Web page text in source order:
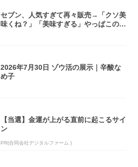
セブン、人気すぎて再々販売→「クソ美
味くね？」「美味すぎる」やっぱこのク
2026年7月30日 ゾウ活の展示｜辛酸な
め子
【当選】金運が上がる直前に起こるサイ
ン
PR(合同会社デジタルファーム )